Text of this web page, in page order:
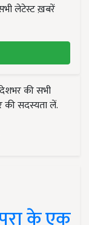
लेटेस्ट ख़बरें
की सभी
सदस्यता लें.